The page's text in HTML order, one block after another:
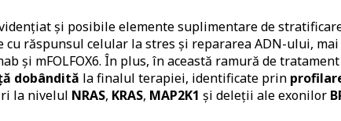
și posibile elemente suplimentare de
cu răspunsul celular la stres și repararea ADN-ului,
și mFOLFOX6. În plus, în această ramură de
dobândită la finalul terapiei, identificate prin
la nivelul NRAS, KRAS, MAP2K1 și deleții ale exonilor